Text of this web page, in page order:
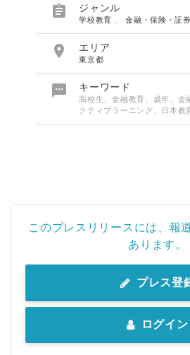
 ジャンル
学校教育 、金融・保険・証券
 エリア
東京都
 キーワード
高校生、金融教育、成年、金
クティブラーニング、日本教
このプレスリリースには、報
あります。
プレス登
ログイン